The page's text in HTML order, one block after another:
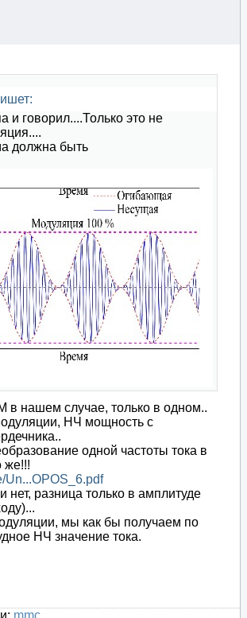
и говорил....Только это не
должна быть
в нашем случае, только в одном..
НЧ мощность с
одной частоты тока в
же!!!
Un...OPOS_6.pdf
нет, разница только в амплитуде
мы как бы получаем по
НЧ значение тока.